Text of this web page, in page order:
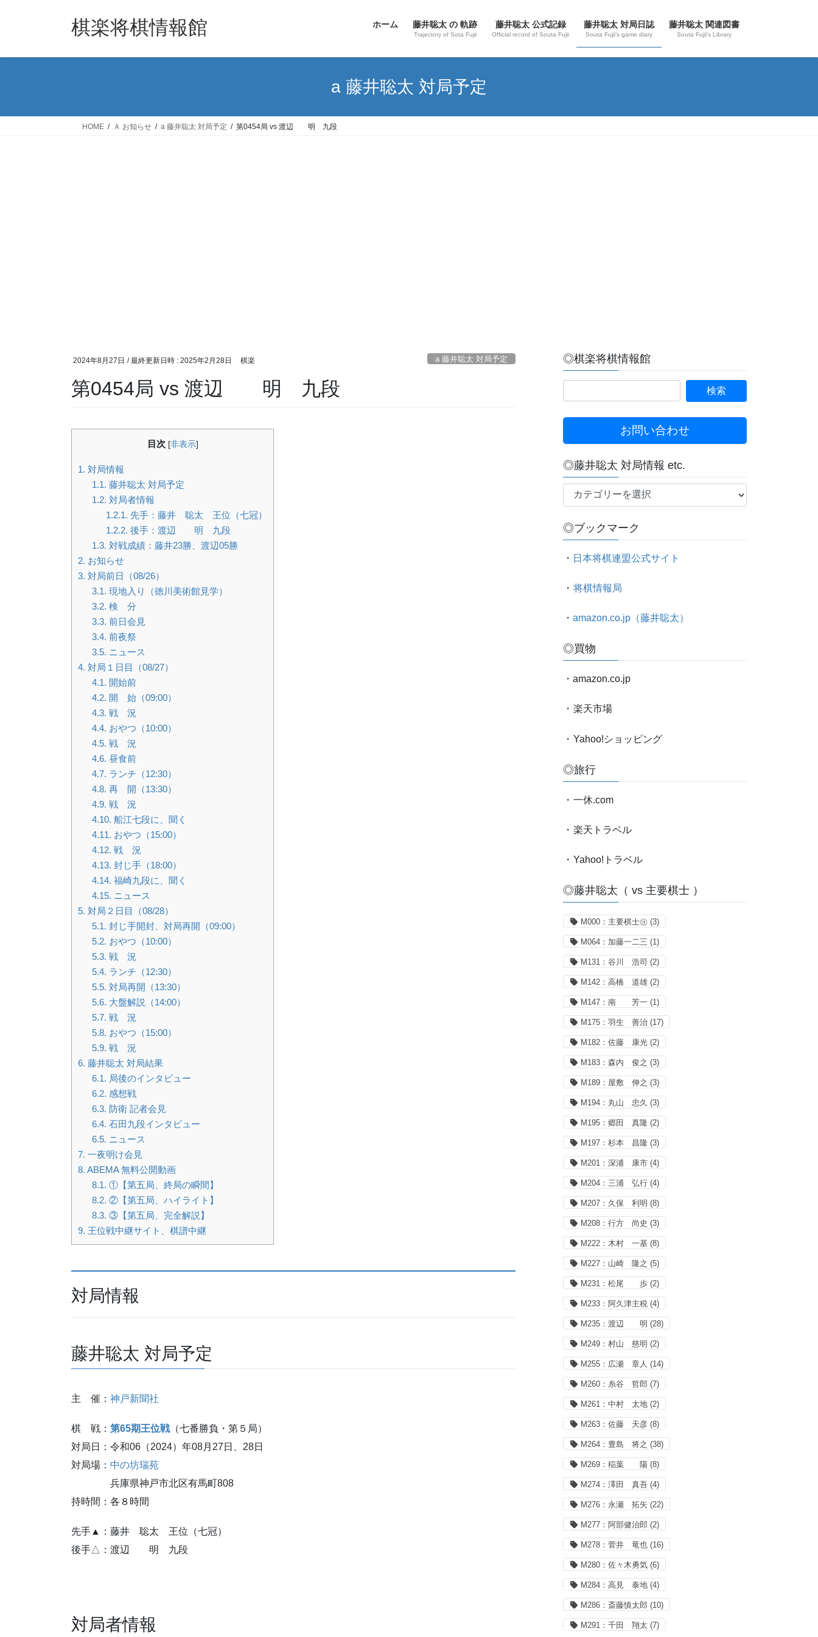
棋楽将棋情報館 ホーム 藤井聡太 の 軌跡
Trajectory of Sota Fujii
藤井聡太 公式記録
Official record of Souta Fujii
藤井聡太 対局日誌
Souta Fujii’s game diary
藤井聡太 関連図書
Souta Fujii’s Library
a 藤井聡太 対局予定
HOME Ａ お知らせ a 藤井聡太 対局予定 第0454局 vs 渡辺 明 九段
2024年8月27日 / 最終更新日時 : 2025年2月28日 棋楽 a 藤井聡太 対局予定
第0454局 vs 渡辺 明 九段
目次 [非表示]
1. 対局情報
1.1. 藤井聡太 対局予定
1.2. 対局者情報
1.2.1. 先手：藤井 聡太 王位（七冠）
1.2.2. 後手：渡辺 明 九段
1.3. 対戦成績：藤井23勝、渡辺05勝
2. お知らせ
3. 対局前日（08/26）
3.1. 現地入り（徳川美術館見学）
3.2. 検 分
3.3. 前日会見
3.4. 前夜祭
3.5. ニュース
4. 対局１日目（08/27）
4.1. 開始前
4.2. 開 始（09:00）
4.3. 戦 況
4.4. おやつ（10:00）
4.5. 戦 況
4.6. 昼食前
4.7. ランチ（12:30）
4.8. 再 開（13:30）
4.9. 戦 況
4.10. 船江七段に、聞く
4.11. おやつ（15:00）
4.12. 戦 況
4.13. 封じ手（18:00）
4.14. 福崎九段に、聞く
4.15. ニュース
5. 対局２日目（08/28）
5.1. 封じ手開封、対局再開（09:00）
5.2. おやつ（10:00）
5.3. 戦 況
5.4. ランチ（12:30）
5.5. 対局再開（13:30）
5.6. 大盤解説（14:00）
5.7. 戦 況
5.8. おやつ（15:00）
5.9. 戦 況
6. 藤井聡太 対局結果
6.1. 局後のインタビュー
6.2. 感想戦
6.3. 防衛 記者会見
6.4. 石田九段インタビュー
6.5. ニュース
7. 一夜明け会見
8. ABEMA 無料公開動画
8.1. ①【第五局、終局の瞬間】
8.2. ②【第五局、ハイライト】
8.3. ③【第五局、完全解説】
9. 王位戦中継サイト、棋譜中継
対局情報
藤井聡太 対局予定
主 催： 神戸新聞社
棋 戦： 第65期王位戦（七番勝負・第５局）
対局日：令和06（2024）年08月27日、28日
対局場： 中の坊瑞苑
兵庫県神戸市北区有馬町808
持時間：各８時間
先手▲：藤井 聡太 王位（七冠）
後手△：渡辺 明 九段
対局者情報
◎棋楽将棋情報館
お問い合わせ
◎藤井聡太 対局情報 etc.
藤
聡
情
etc.
◎ブックマーク
・ 日本将棋連盟公式サイト
・ 将棋情報局
・amazon.co.jp（藤井聡太）
◎買物
・amazon.co.jp
・ 楽天市場
・ Yahoo!ショッピング
◎旅行
・ 一休.com
・ 楽天トラベル
・ Yahoo!トラベル
◎藤井聡太（ vs 主要棋士 ）
M000：主要棋士㊟ (3)
M064：加藤一二三 (1)
M131：谷川 浩司 (2)
M142：高橋 道雄 (2)
M147：南 芳一 (1)
M175：羽生 善治 (17)
M182：佐藤 康光 (2)
M183：森内 俊之 (3)
M189：屋敷 伸之 (3)
M194：丸山 忠久 (3)
M195：郷田 真隆 (2)
M197：杉本 昌隆 (3)
M201：深浦 康市 (4)
M204：三浦 弘行 (4)
M207：久保 利明 (8)
M208：行方 尚史 (3)
M222：木村 一基 (8)
M227：山崎 隆之 (5)
M231：松尾 歩 (2)
M233：阿久津主税 (4)
M235：渡辺 明 (28)
M249：村山 慈明 (2)
M255：広瀬 章人 (14)
M260：糸谷 哲郎 (7)
M261：中村 太地 (2)
M263：佐藤 天彦 (8)
M264：豊島 将之 (38)
M269：稲葉 陽 (8)
M274：澤田 真吾 (4)
M276：永瀬 拓矢 (22)
M277：阿部健治郎 (2)
M278：菅井 竜也 (16)
M280：佐々木勇気 (6)
M284：高見 泰地 (4)
M286：斎藤慎太郎 (10)
M291：千田 翔太 (7)